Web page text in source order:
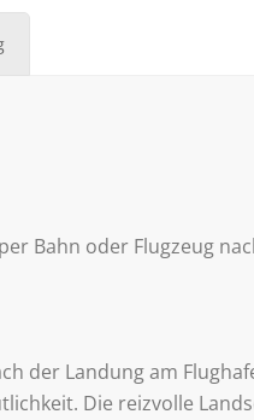
Bahn oder Flugzeug
der Landung am
Die reizvolle